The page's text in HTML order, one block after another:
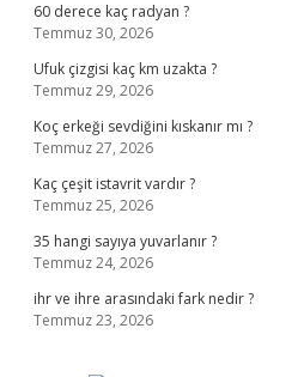
60 derece kaç radyan ?
Temmuz 30, 2026
Ufuk çizgisi kaç km uzakta ?
Temmuz 29, 2026
Koç erkeği sevdiğini kıskanır mı ?
Temmuz 27, 2026
Kaç çeşit istavrit vardır ?
Temmuz 25, 2026
35 hangi sayıya yuvarlanır ?
Temmuz 24, 2026
ihr ve ihre arasındaki fark nedir ?
Temmuz 23, 2026